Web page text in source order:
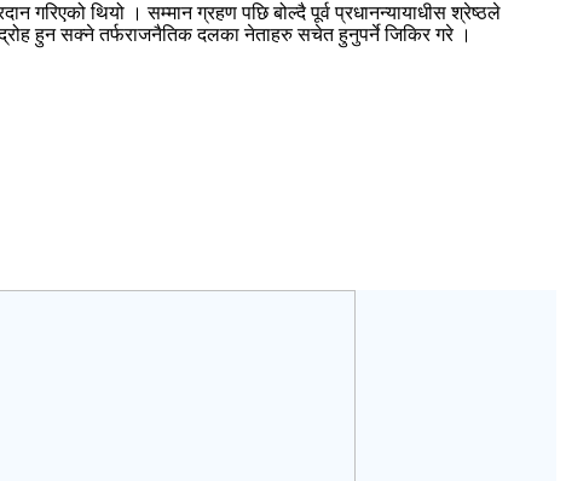
गरिएको थियो । सम्मान ग्रहण पछि बोल्दै पूर्व प्रधानन्यायाधीस श्रेष्ठले
हुन सक्ने तर्फराजनैतिक दलका नेताहरु सचेत हुनुपर्ने जिकिर गरे ।